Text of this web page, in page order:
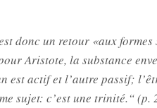
donc un retour «aux
Aristote, la substance
est actif et l’autre passif;
sujet: c’est une trinité.“